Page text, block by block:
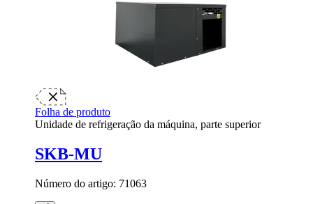
Folha de produto
Unidade de refrigeração da máquina, parte superior
SKB-MU
Número do artigo: 71063